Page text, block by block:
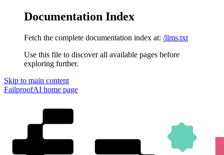
Documentation Index
Fetch the complete documentation index at: /llms.txt
Use this file to discover all available pages before
exploring further.
Skip to main content
FailproofAI home page